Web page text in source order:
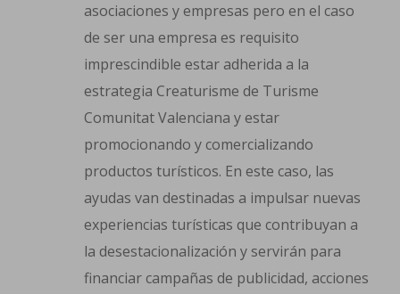
asociaciones y empresas pero en el caso
de ser una empresa es requisito
imprescindible estar adherida a la
estrategia Creaturisme de Turisme
Comunitat Valenciana y estar
promocionando y comercializando
productos turísticos. En este caso, las
ayudas van destinadas a impulsar nuevas
experiencias turísticas que contribuyan a
la desestacionalización y servirán para
financiar campañas de publicidad, acciones